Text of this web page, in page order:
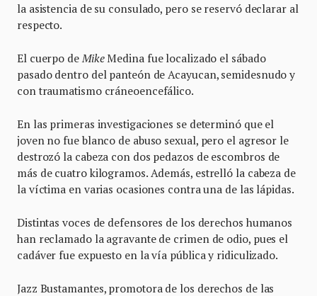
la asistencia de su consulado, pero se reservó declarar al
respecto.
El cuerpo deMikeMedina fue localizado el sábado
pasado dentro del panteón de Acayucan, semidesnudo y
con traumatismo cráneoencefálico.
En las primeras investigaciones se determinó que el
joven no fue blanco de abuso sexual, pero el agresor le
destrozó la cabeza con dos pedazos de escombros de
más de cuatro kilogramos. Además, estrelló la cabeza de
la víctima en varias ocasiones contra una de las lápidas.
Distintas voces de defensores de los derechos humanos
han reclamado la agravante de crimen de odio, pues el
cadáver fue expuesto en la vía pública y ridiculizado.
Jazz Bustamantes, promotora de los derechos de las